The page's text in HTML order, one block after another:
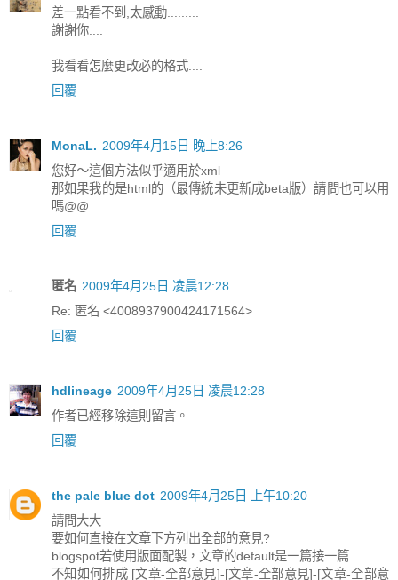
差一點看不到,太感動.........
謝謝你....
我看看怎麼更改必的格式....
回覆
MonaL. 2009年4月15日 晚上8:26
您好～這個方法似乎適用於xml
那如果我的是html的（最傳統未更新成beta版）請問也可以用
嗎@@
回覆
匿名 2009年4月25日 凌晨12:28
Re: 匿名 <4008937900424171564>
回覆
hdlineage 2009年4月25日 凌晨12:28
作者已經移除這則留言。
回覆
the pale blue dot 2009年4月25日 上午10:20
請問大大
要如何直接在文章下方列出全部的意見?
blogspot若使用版面配製，文章的default是一篇接一篇
不知如何排成 [文章-全部意見]-[文章-全部意見]-[文章-全部意